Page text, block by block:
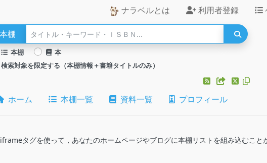
ナラベルとは 利用者登録
本棚
本棚
本
検索対象を限定する（本棚情報＋書籍タイトルのみ）
ホーム 本棚一覧 資料一覧 プロフィール
タグを使って，あなたのホームページやブログに本棚リストを組み込むこと